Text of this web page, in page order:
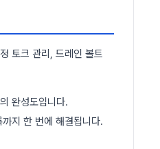
토크 관리, 드레인 볼트
완성도입니다.
지 한 번에 해결됩니다.